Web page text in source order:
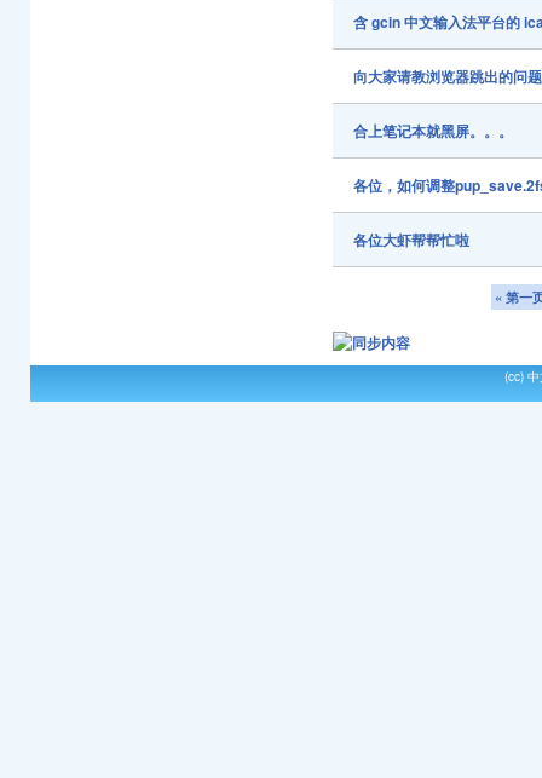
含 gcin 中文输入法平台的
向大家请教浏览器跳出的问题
合上笔记本就黑屏。。。
各位，如何调整
各位大虾帮帮忙啦
« 第一
(cc)中